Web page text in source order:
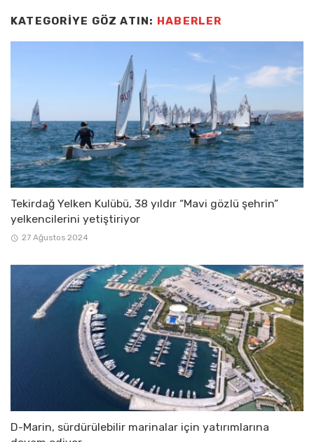
KATEGORIYE GÖZ ATIN: HABERLER
Tekirdağ Yelken Kulübü, 38 yıldır “Mavi gözlü şehrin”
yelkencilerini yetiştiriyor
27 Ağustos 2024
D-Marin, sürdürülebilir marinalar için yatırımlarına